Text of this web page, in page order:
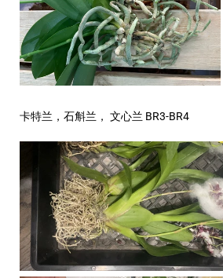
卡特兰，石斛兰， 文心兰 BR3-BR4